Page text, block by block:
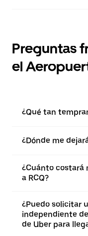
Preguntas
el
¿Qué tan
¿Dónde me
¿Cuánto costará
a RCQ?
¿Puedo solicitar
independiente
de Uber para